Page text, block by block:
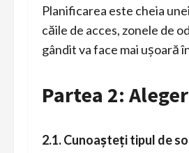
Planificarea este cheia
căile de acces, zonele de
gândit va face mai ușoară
Partea 2:
2.1. Cunoașteți tipul de